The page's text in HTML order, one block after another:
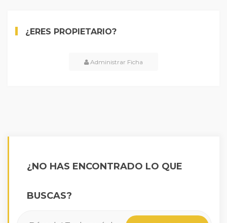
¿ERES PROPIETARIO?
Administrar Ficha
¿NO HAS ENCONTRADO LO QUE
BUSCAS?